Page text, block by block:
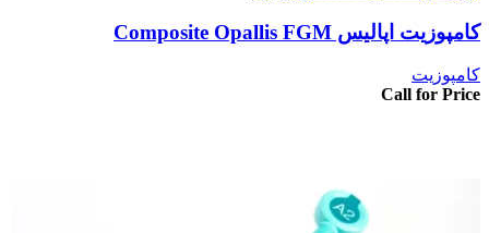
کامپوزیت اپالیس Composite Opallis FGM
کامپوزیت
Call for Price